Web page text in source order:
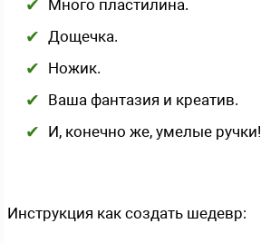
Много пластилина.
Дощечка.
Ножик.
Ваша фантазия и креатив.
И, конечно же, умелые ручки!
Инструкция как создать шедевр: